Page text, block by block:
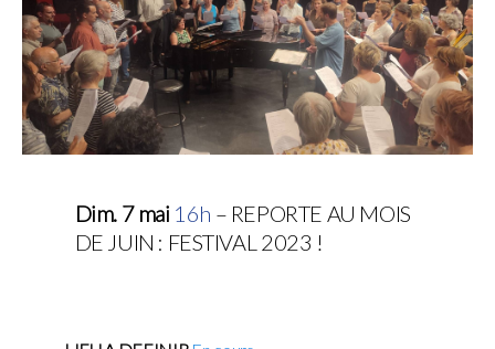
Dim. 7 mai 16h – REPORTE AU MOIS
DE JUIN : FESTIVAL 2023 !